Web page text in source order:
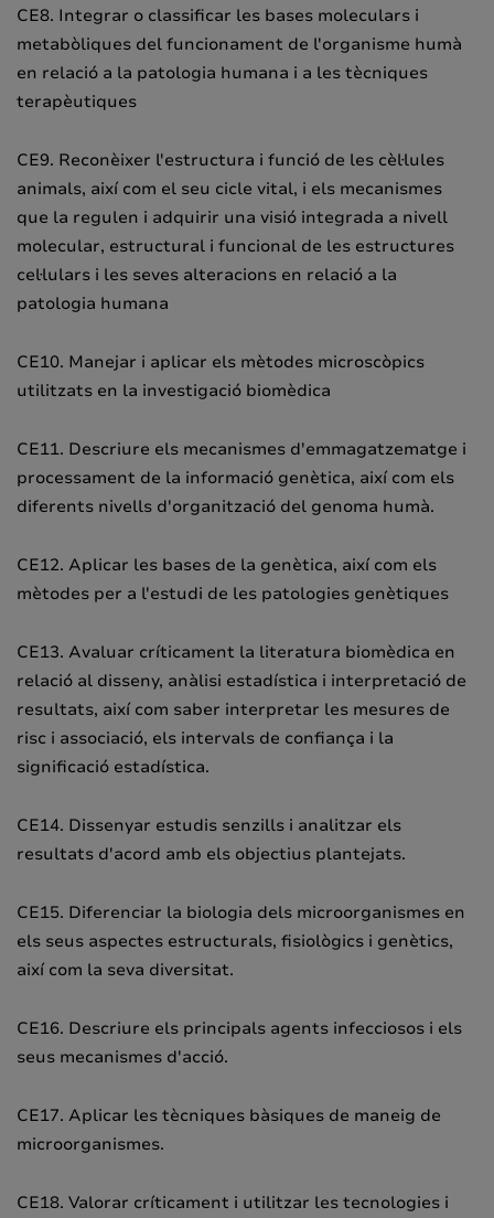
CE8. Integrar o classificar les bases moleculars i
metabòliques del funcionament de l'organisme humà
en relació a la patologia humana i a les tècniques
terapèutiques
CE9. Reconèixer l'estructura i funció de les cèl·lules
animals, així com el seu cicle vital, i els mecanismes
que la regulen i adquirir una visió integrada a nivell
molecular, estructural i funcional de les estructures
cel·lulars i les seves alteracions en relació a la
patologia humana
CE10. Manejar i aplicar els mètodes microscòpics
utilitzats en la investigació biomèdica
CE11. Descriure els mecanismes d'emmagatzematge i
processament de la informació genètica, així com els
diferents nivells d'organització del genoma humà.
CE12. Aplicar les bases de la genètica, així com els
mètodes per a l'estudi de les patologies genètiques
CE13. Avaluar críticament la literatura biomèdica en
relació al disseny, anàlisi estadística i interpretació de
resultats, així com saber interpretar les mesures de
risc i associació, els intervals de confiança i la
significació estadística.
CE14. Dissenyar estudis senzills i analitzar els
resultats d'acord amb els objectius plantejats.
CE15. Diferenciar la biologia dels microorganismes en
els seus aspectes estructurals, fisiològics i genètics,
així com la seva diversitat.
CE16. Descriure els principals agents infecciosos i els
seus mecanismes d'acció.
CE17. Aplicar les tècniques bàsiques de maneig de
microorganismes.
CE18. Valorar críticament i utilitzar les tecnologies i